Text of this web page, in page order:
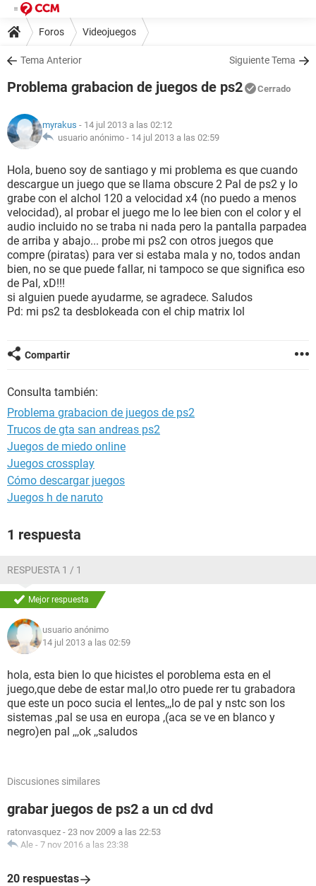
Foros Videojuegos
Tema Anterior Siguiente Tema
Problema grabacion de juegos de ps2 Cerrado
myrakus - 14 jul 2013 a las 02:12
usuario anónimo - 14 jul 2013 a las 02:59
Hola, bueno soy de santiago y mi problema es que cuando
descargue un juego que se llama obscure 2 Pal de ps2 y lo
grabe con el alchol 120 a velocidad x4 (no puedo a menos
velocidad), al probar el juego me lo lee bien con el color y el
audio incluido no se traba ni nada pero la pantalla parpadea
de arriba y abajo... probe mi ps2 con otros juegos que
compre (piratas) para ver si estaba mala y no, todos andan
bien, no se que puede fallar, ni tampoco se que significa eso
de Pal, xD!!!
si alguien puede ayudarme, se agradece. Saludos
Pd: mi ps2 ta desblokeada con el chip matrix lol
Compartir
Consulta también:
Problema grabacion de juegos de ps2
Trucos de gta san andreas ps2
Juegos de miedo online
Juegos crossplay
Cómo descargar juegos
Juegos h de naruto
1 respuesta
RESPUESTA 1 / 1
Mejor respuesta
usuario anónimo
14 jul 2013 a las 02:59
hola, esta bien lo que hicistes el poroblema esta en el
juego,que debe de estar mal,lo otro puede rer tu grabadora
que este un poco sucia el lentes,,,lo de pal y nstc son los
sistemas ,pal se usa en europa ,(aca se ve en blanco y
negro)en pal ,,,ok ,,saludos
Discusiones similares
grabar juegos de ps2 a un cd dvd
ratonvasquez - 23 nov 2009 a las 22:53
Ale - 7 nov 2016 a las 23:38
20 respuestas